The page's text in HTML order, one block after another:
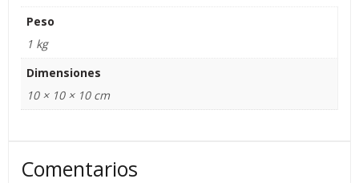
Peso
1 kg
Dimensiones
10 × 10 × 10 cm
Comentarios